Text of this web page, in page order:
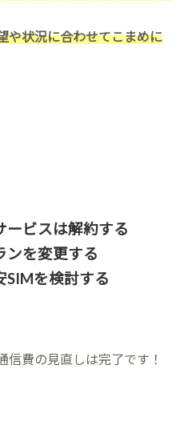
や状況に合わせてこまめに
ービスは解約する
ンを変更する
SIMを検討する
信費の見直しは完了です！